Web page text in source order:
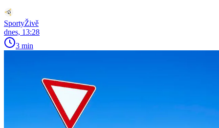
SportyŽivě
dnes, 13:28
3 min